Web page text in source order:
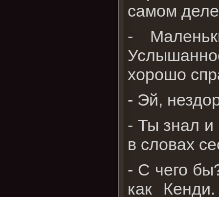
самом
-
хорошо
- Эй,
- Ты знал и
в словах
- С чего
как